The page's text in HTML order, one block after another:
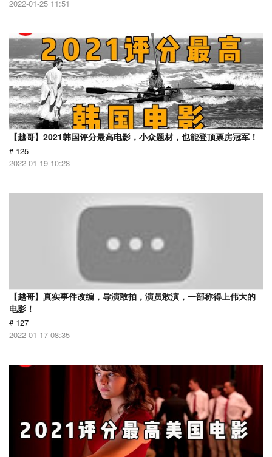
2022-01-25 11:51
【越哥】2021韩国评分最高电影，小众题材，也能登顶票房冠军！
# 125
2022-01-19 10:28
【越哥】真实事件改编，导演敢拍，演员敢演，一部称得上伟大的
电影！
# 127
2022-01-17 08:35